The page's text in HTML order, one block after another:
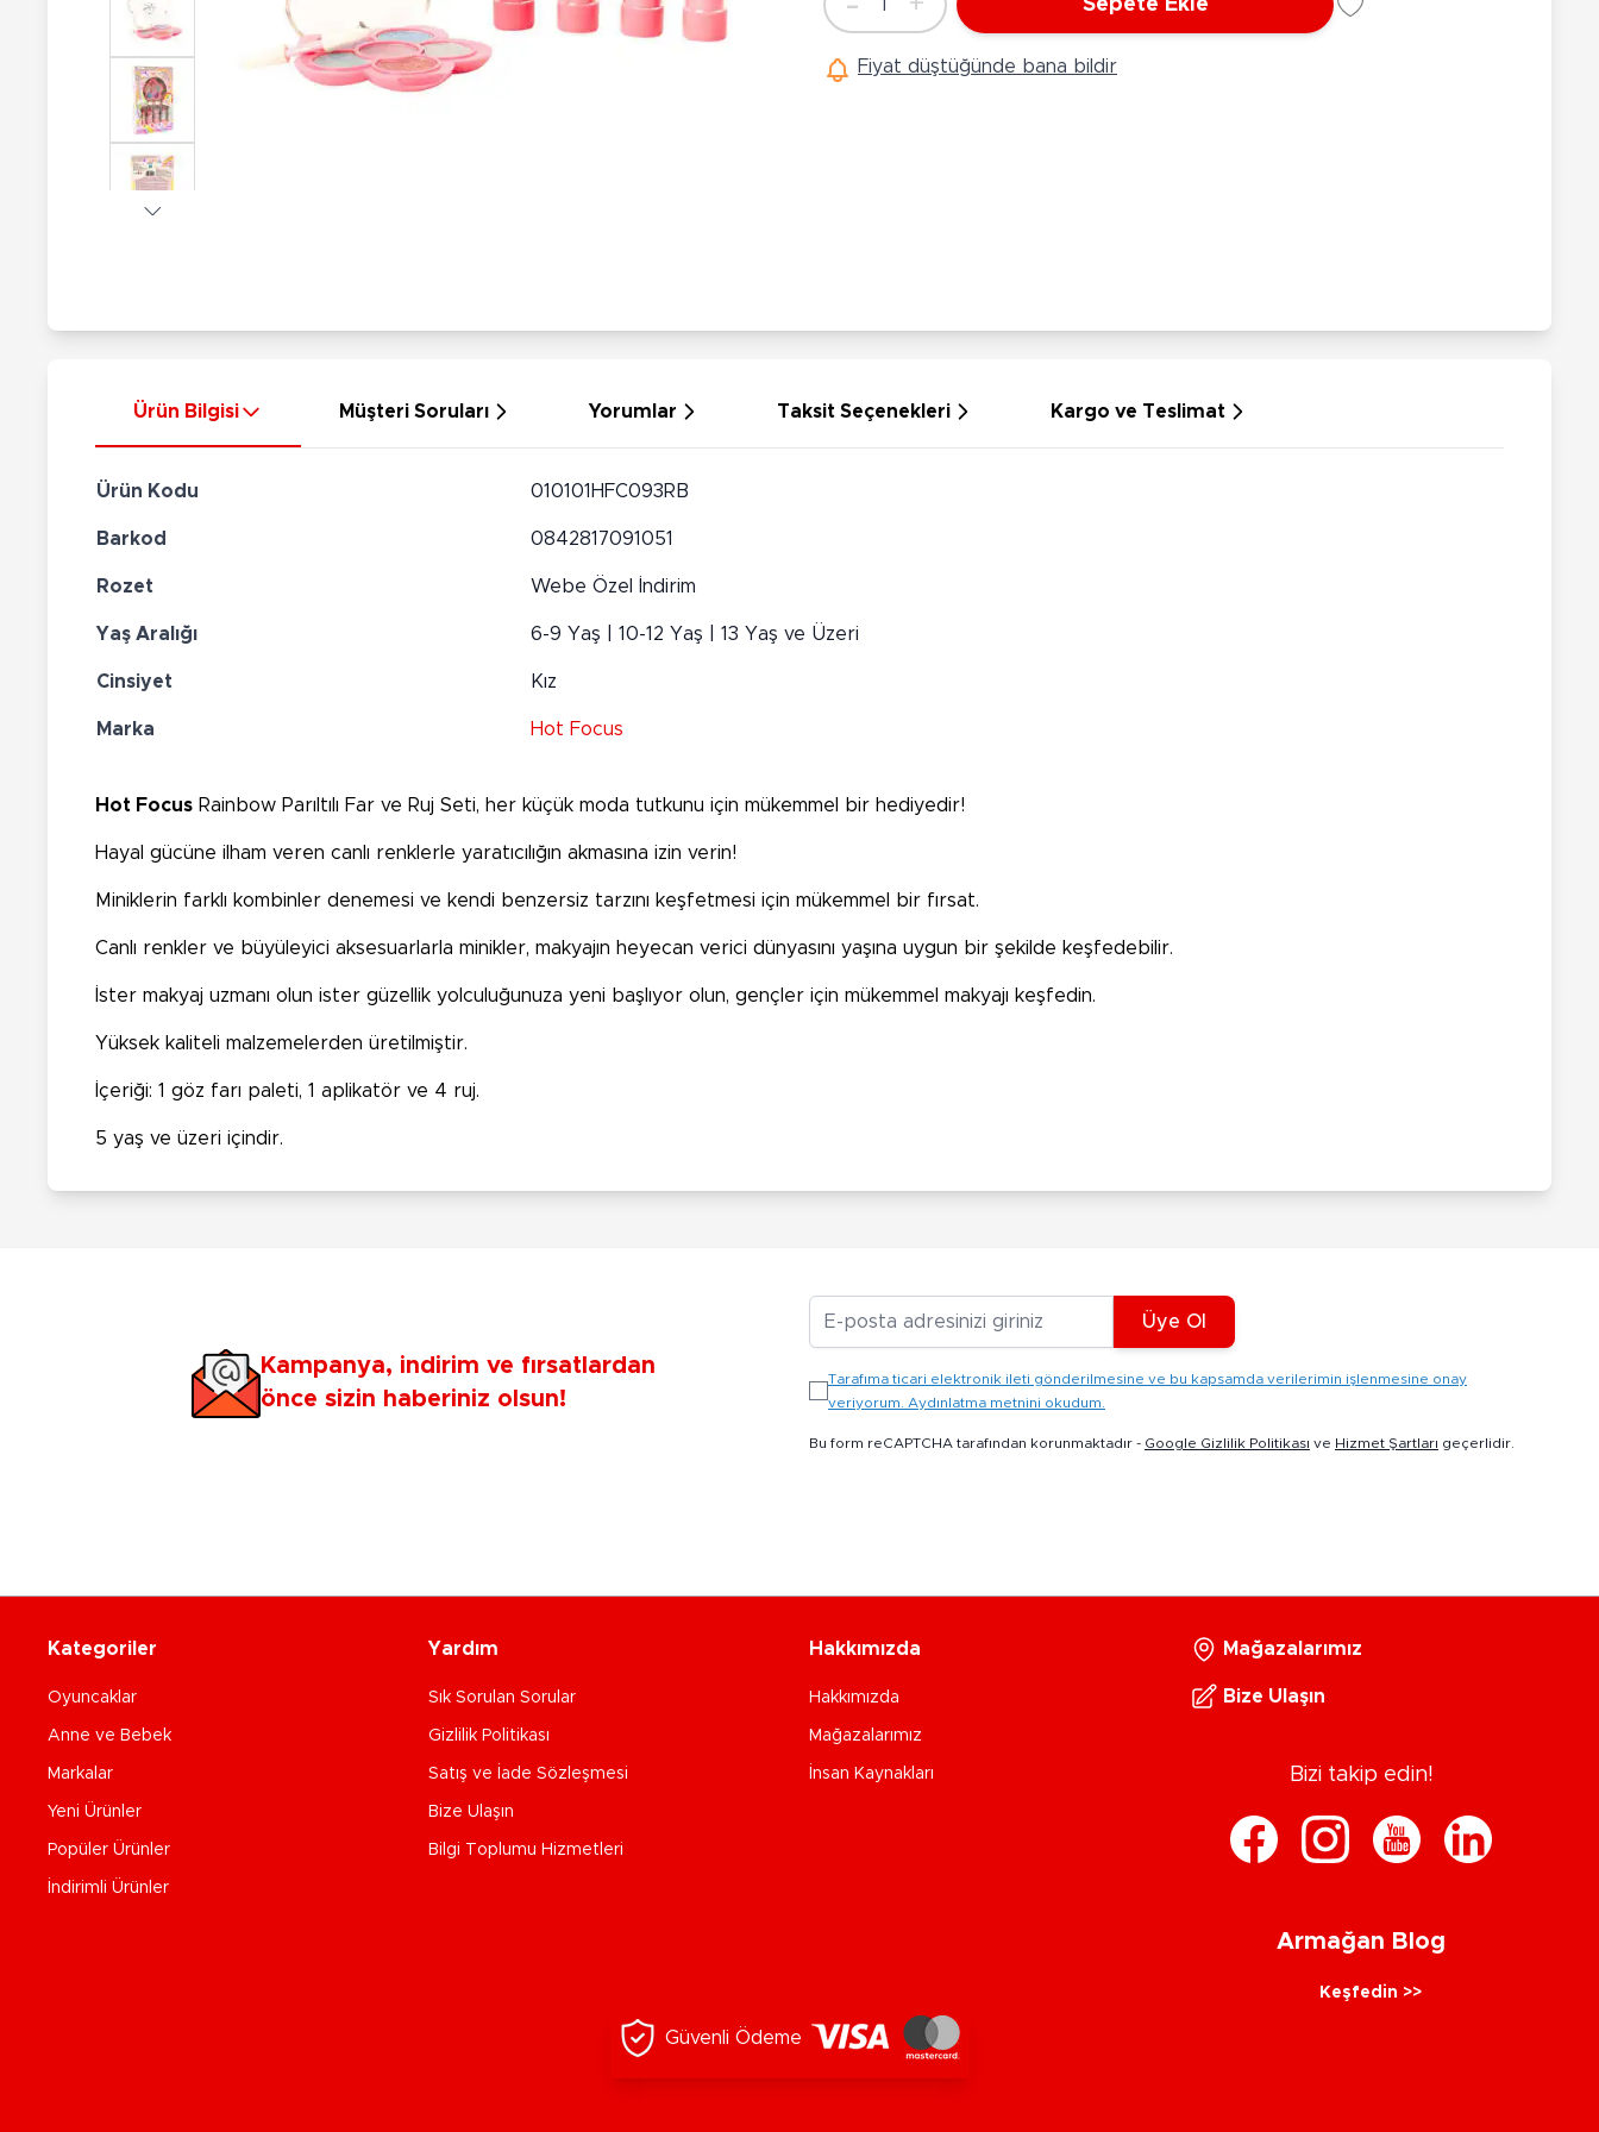
Hayvan Figürler
Çeşitli Figürler
Koleksiyon Figürler
Elektronik Ürünler
Silahlar
Silah Setleri
Hobi Oyuncakları
Bebek Araç Gereçleri
Ürünleri
Akülü Araçlar
Bin Git Araçlar
Çeşitli Peluşlar
Adet
1 Sepete Ekle
Fiyat düştüğünde bana bildir
Ürün Bilgisi Müşteri Soruları Yorumlar Taksit Seçenekleri Kargo ve Teslimat
Ürün Kodu 010101HFC093RB
Barkod 0842817091051
Rozet Webe Özel İndirim
Yaş Aralığı 6-9 Yaş | 10-12 Yaş | 13 Yaş ve Üzeri
Cinsiyet Kız
Marka Hot Focus
Hot Focus Rainbow Parıltılı Far ve Ruj Seti, her küçük moda tutkunu için mükemmel bir hediyedir!
Hayal gücüne ilham veren canlı renklerle yaratıcılığın akmasına izin verin!
Miniklerin farklı kombinler denemesi ve kendi benzersiz tarzını keşfetmesi için mükemmel bir fırsat.
Canlı renkler ve büyüleyici aksesuarlarla minikler, makyajın heyecan verici dünyasını yaşına uygun bir şekilde keşfedebilir.
İster makyaj uzmanı olun ister güzellik yolculuğunuza yeni başlıyor olun, gençler için mükemmel makyajı keşfedin.
Yüksek kaliteli malzemelerden üretilmiştir.
İçeriği: 1 göz farı paleti, 1 aplikatör ve 4 ruj.
5 yaş ve üzeri içindir.
Kampanya, indirim ve fırsatlardan
önce sizin haberiniz olsun!
E-posta Adresiniz
Üye Ol
Tarafıma ticari elektronik ileti gönderilmesine ve bu kapsamda verilerimin işlenmesine onay
veriyorum. Aydınlatma metnini okudum.
Bu form reCAPTCHA tarafından korunmaktadır - Google Gizlilik Politikası ve Hizmet Şartları geçerlidir.
Kategoriler
Oyuncaklar
Anne ve Bebek
Markalar
Yeni Ürünler
Popüler Ürünler
İndirimli Ürünler
Yardım
Sık Sorulan Sorular
Gizlilik Politikası
Satış ve İade Sözleşmesi
Bize Ulaşın
Bilgi Toplumu Hizmetleri
Hakkımızda
Hakkımızda
Mağazalarımız
İnsan Kaynakları
Mağazalarımız
Bize Ulaşın
Bizi takip edin!
Armağan Blog
Keşfedin >>
Güvenli Ödeme